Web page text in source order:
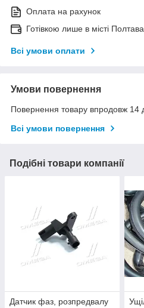
Оплата на рахунок
Готівкою лише в місті Полтава
Всі умови оплати
Умови повернення
Повернення товару впродовж 14
Всі умови повернення
Подібні товари компанії
Датчик фаз, розпредвалу